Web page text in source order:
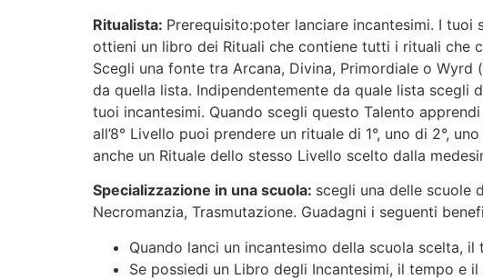
Ritualista: Prerequisito:poter lanciare incantesimi. I
ottieni un libro dei Rituali che contiene tutti i rituali che
Scegli una fonte tra Arcana, Divina, Primordiale o
da quella lista. Indipendentemente da quale lista
tuoi incantesimi. Quando scegli questo Talento
all’8° Livello puoi prendere un rituale di 1°, uno di 2°,
anche un Rituale dello stesso Livello scelto dalla
Specializzazione in una scuola: scegli una delle scuole
Necromanzia, Trasmutazione. Guadagni i seguenti
Quando lanci un incantesimo della scuola scelta,
Se possiedi un Libro degli Incantesimi, il tempo e